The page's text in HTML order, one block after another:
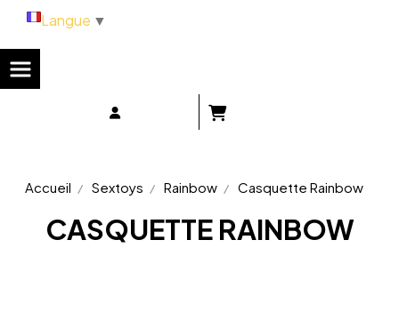
Accueil Sextoys Rainbow Casquette Rainbow
CASQUETTE RAINBOW
Langue ▼